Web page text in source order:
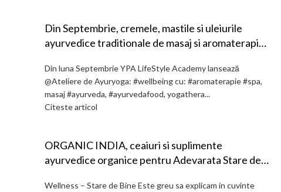
Din Septembrie, cremele, mastile si uleiurile
ayurvedice traditionale de masaj si aromaterapie
Bucuresti cu livrare in toata tara
Din luna Septembrie YPA LifeStyle Academy lansează
@Ateliere de Ayuryoga: #wellbeing cu: #aromaterapie #spa,
masaj #ayurveda, #ayurvedafood, yogathera...
Citeste articol
ORGANIC INDIA, ceaiuri si suplimente
ayurvedice organice pentru Adevarata Stare de
Wellness – Stare de Bine Este greu sa explicam in cuvinte